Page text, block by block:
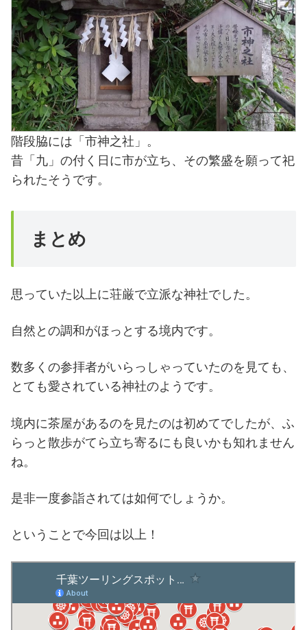
階段脇には「市神之社」。
昔「九」の付く日に市が立ち、その繁盛を願って祀
られたそうです。
まとめ
思っていた以上に荘厳で立派な神社でした。
自然との調和がほっとする境内です。
数多くの参拝者がいらっしゃっていたのを見ても、
とても愛されている神社のようです。
境内に茶屋があるのを見たのは初めてでしたが、ふ
らっと散歩がてら立ち寄るにも良いかも知れません
ね。
是非一度参詣されては如何でしょうか。
ということで今回は以上！